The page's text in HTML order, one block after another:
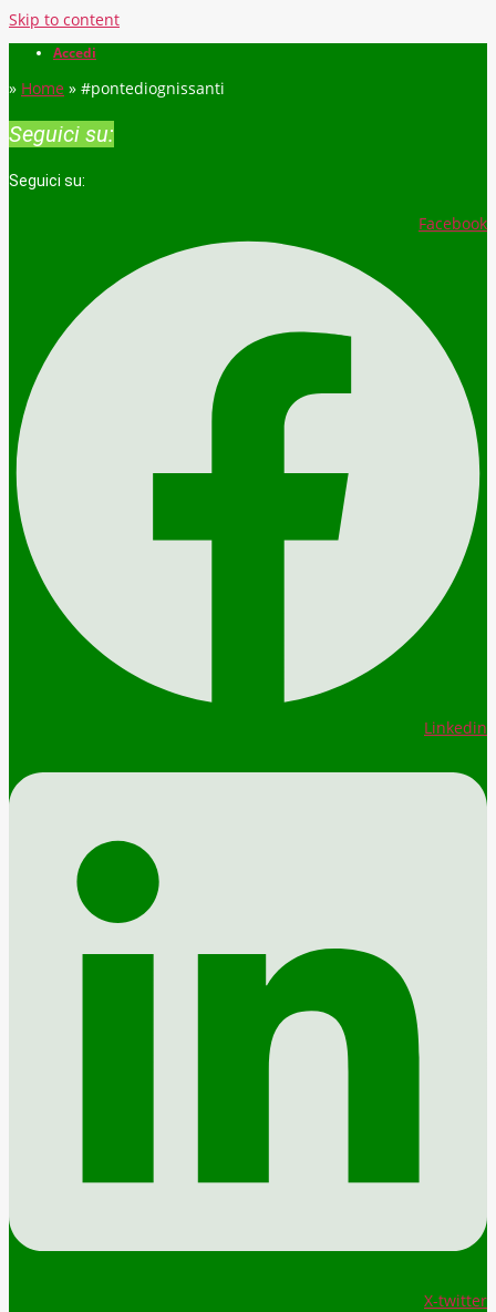
Skip to content
Accedi
» Home » #pontediognissanti
Seguici su:
Seguici su:
Facebook
Linkedin
X-twitter